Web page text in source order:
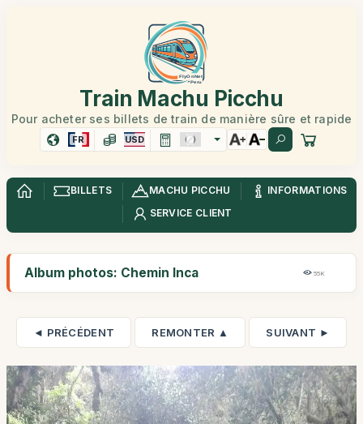
Train Machu Picchu
Pour acheter ses billets de train de manière sûre et rapide
FR USD
BILLETS MACHU PICCHU
INFORMATIONS
SERVICE CLIENT
Album photos: Chemin Inca 55K
◄ PRÉCÉDENT REMONTER ▲ SUIVANT ►